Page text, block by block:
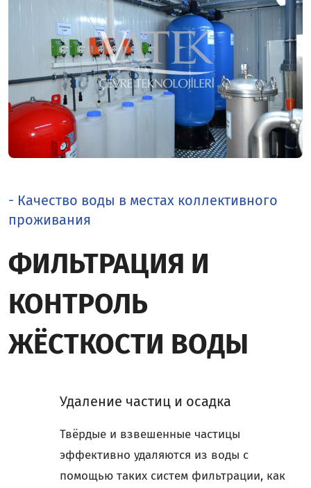
- Качество воды в местах коллективного
проживания
ФИЛЬТРАЦИЯ И
КОНТРОЛЬ
ЖЁСТКОСТИ ВОДЫ
Удаление частиц и осадка
Твёрдые и взвешенные частицы
эффективно удаляются из воды с
помощью таких систем фильтрации, как